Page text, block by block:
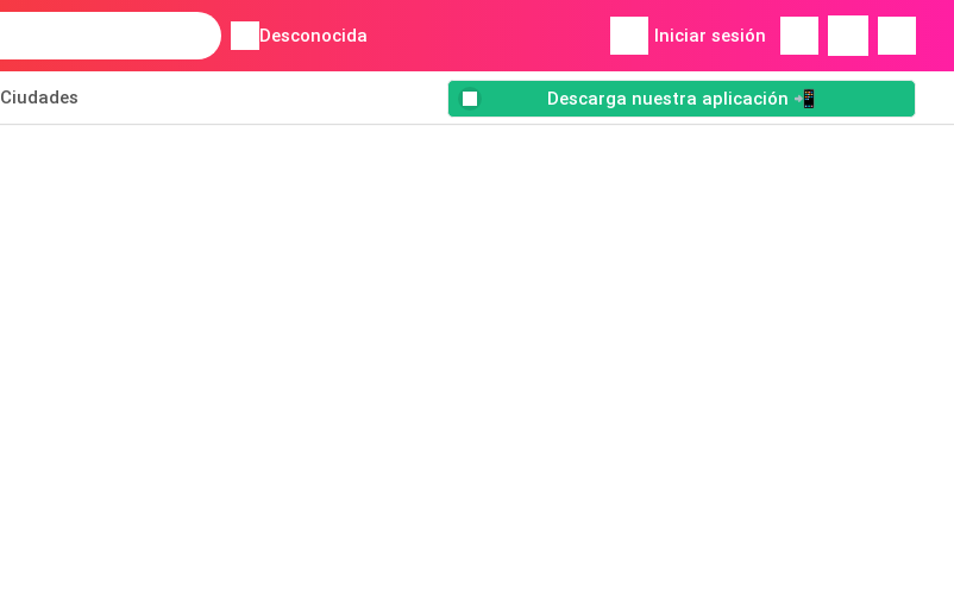
Desconocida Iniciar sesión
Ciudades Descarga nuestra aplicación 📲